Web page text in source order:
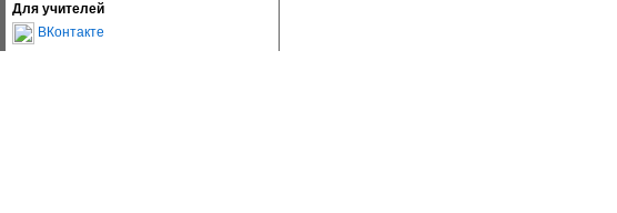
Для учителей
ВКонтакте